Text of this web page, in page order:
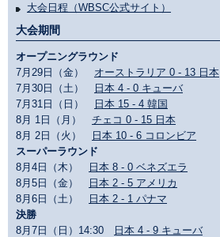
大会日程（WBSC公式サイト）
大会期間
オープニングラウンド
7月29日（金） オーストラリア 0 - 13 日本
7月30日（土）
日本 4 - 0 キューバ
7月31日（日）
日本 15 - 4 韓国
8月 1日（月） チェコ 0 - 15 日本
8月 2日（火）
日本 10 - 6 コロンビア
スーパーラウンド
8月4日（木）
日本 8 - 0 ベネズエラ
8月5日（金）
日本 2 - 5 アメリカ
8月6日（土）
日本 2 - 1 パナマ
決勝
8月7日（日）14:30
日本 4 - 9 キューバ